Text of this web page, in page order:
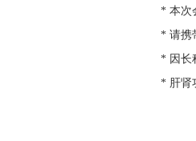
* 本次
* 请携
* 因长
* 肝肾